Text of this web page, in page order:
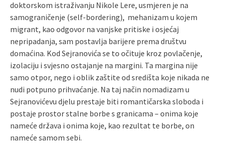
doktorskom istraživanju Nikole Lere, usmjeren je na
samograničenje (self-bordering), mehanizam u kojem
migrant, kao odgovor na vanjske pritiske i osjećaj
nepripadanja, sam postavlja barijere prema društvu
domaćina. Kod Sejranovića se to očituje kroz povlačenje,
izolaciju i svjesno ostajanje na margini. Ta margina nije
samo otpor, nego i oblik zaštite od središta koje nikada ne
nudi potpuno prihvaćanje. Na taj način nomadizam u
Sejranovićevu djelu prestaje biti romantičarska sloboda i
postaje prostor stalne borbe s granicama – onima koje
nameće država i onima koje, kao rezultat te borbe, on
nameće samom sebi.